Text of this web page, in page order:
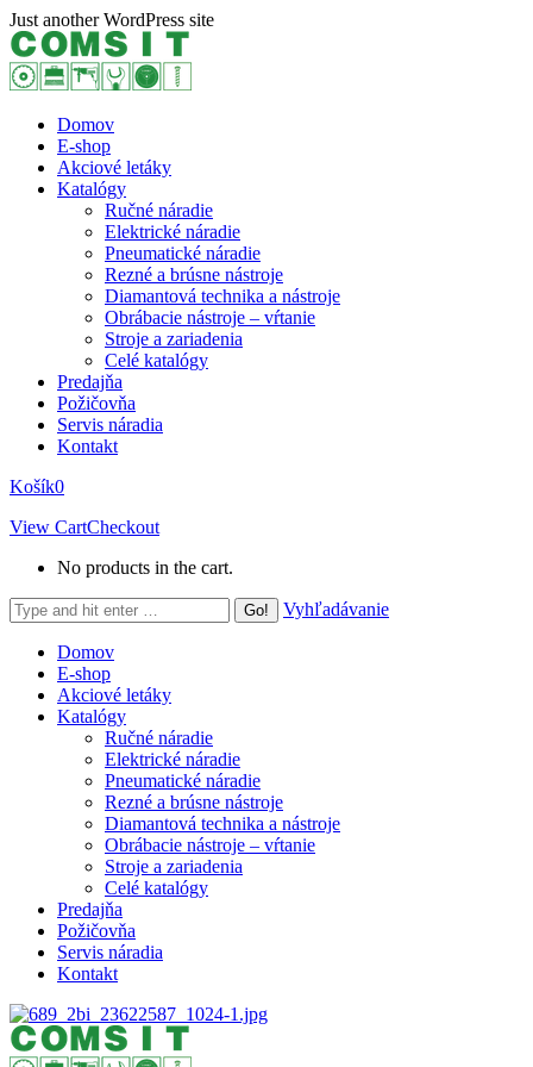
Skip
to
content
Just another WordPress site
Domov
E-shop
Akciové letáky
Katalógy
Ručné náradie
Elektrické náradie
Pneumatické náradie
Rezné a brúsne nástroje
Diamantová technika a nástroje
Obrábacie nástroje – vŕtanie
Stroje a zariadenia
Celé katalógy
Predajňa
Požičovňa
Servis náradia
Kontakt
Košík0
View CartCheckout
No products in the cart.
Search:
Vyhľadávanie
Domov
E-shop
Akciové letáky
Katalógy
Ručné náradie
Elektrické náradie
Pneumatické náradie
Rezné a brúsne nástroje
Diamantová technika a nástroje
Obrábacie nástroje – vŕtanie
Stroje a zariadenia
Celé katalógy
Predajňa
Požičovňa
Servis náradia
Kontakt